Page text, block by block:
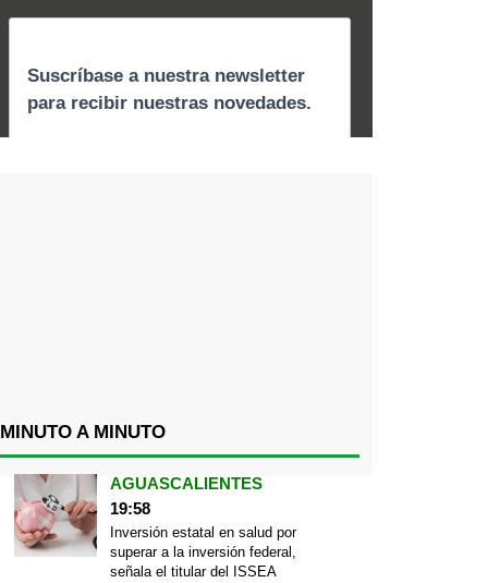
MINUTO A MINUTO
AGUASCALIENTES
19:58
Inversión estatal en salud por
superar a la inversión federal,
señala el titular del ISSEA